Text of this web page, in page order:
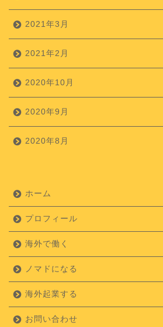
2021年3月
2021年2月
2020年10月
2020年9月
2020年8月
ホーム
プロフィール
海外で働く
ノマドになる
海外起業する
お問い合わせ